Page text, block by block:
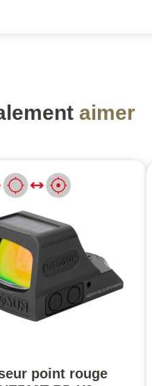
aimer
point rouge